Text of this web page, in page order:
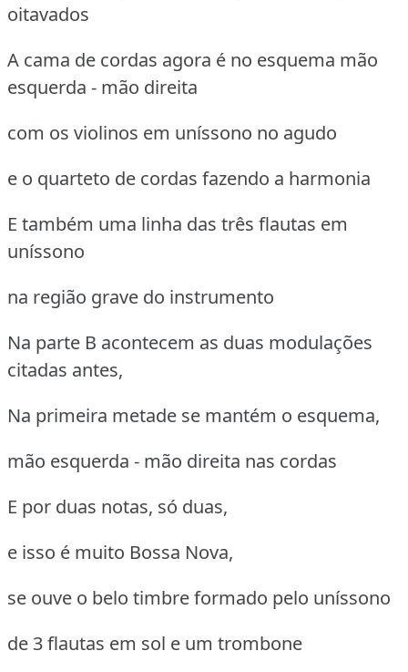
oitavados
A cama de cordas agora é no esquema mão
esquerda - mão direita
com os violinos em uníssono no agudo
e o quarteto de cordas fazendo a harmonia
E também uma linha das três flautas em
uníssono
na região grave do instrumento
Na parte B acontecem as duas modulações
citadas antes,
Na primeira metade se mantém o esquema,
mão esquerda - mão direita nas cordas
E por duas notas, só duas,
e isso é muito Bossa Nova,
se ouve o belo timbre formado pelo uníssono
de 3 flautas em sol e um trombone